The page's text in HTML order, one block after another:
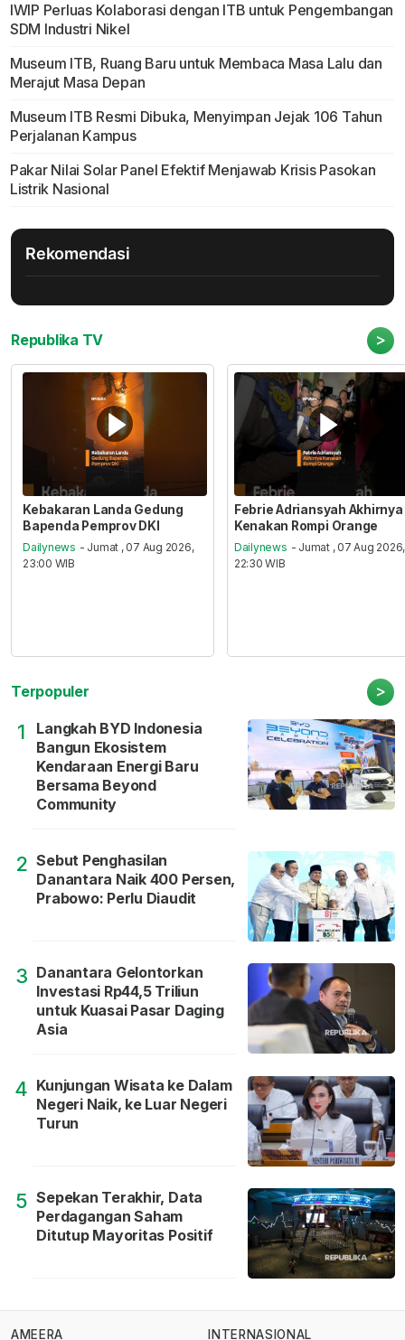
IWIP Perluas Kolaborasi dengan ITB untuk Pengembangan
SDM Industri Nikel
Museum ITB, Ruang Baru untuk Membaca Masa Lalu dan
Merajut Masa Depan
Museum ITB Resmi Dibuka, Menyimpan Jejak 106 Tahun
Perjalanan Kampus
Pakar Nilai Solar Panel Efektif Menjawab Krisis Pasokan
Listrik Nasional
Rekomendasi
Republika TV >
Kebakaran Landa Gedung
Bapenda Pemprov DKI
Dailynews - Jumat , 07 Aug 2026,
23:00 WIB
Febrie Adriansyah Akhirnya
Kenakan Rompi Orange
Dailynews - Jumat , 07 Aug 2026,
22:30 WIB
Terpopuler >
1
Langkah BYD Indonesia
Bangun Ekosistem
Kendaraan Energi Baru
Bersama Beyond
Community
2 Sebut Penghasilan
Danantara Naik 400 Persen,
Prabowo: Perlu Diaudit
3 Danantara Gelontorkan
Investasi Rp44,5 Triliun
untuk Kuasai Pasar Daging
Asia
4 Kunjungan Wisata ke Dalam
Negeri Naik, ke Luar Negeri
Turun
5 Sepekan Terakhir, Data
Perdagangan Saham
Ditutup Mayoritas Positif
AMEERA INTERNASIONAL